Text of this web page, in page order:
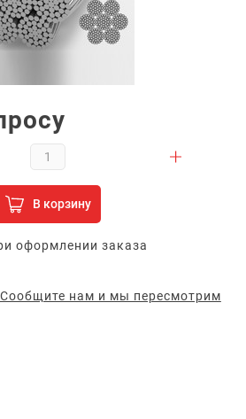
В корзину
оформлении заказа
нам и мы пересмотрим